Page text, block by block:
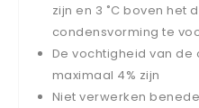
zijn en 3 ˚C boven het
condensvorming te
De vochtigheid van
maximaal 4% zijn
Niet verwerken